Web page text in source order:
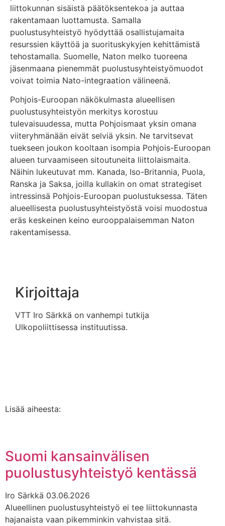
liittokunnan sisäistä päätöksentekoa ja auttaa
rakentamaan luottamusta. Samalla
puolustusyhteistyö hyödyttää osallistujamaita
resurssien käyttöä ja suorituskykyjen kehittämistä
tehostamalla. Suomelle, Naton melko tuoreena
jäsenmaana pienemmät puolustusyhteistyömuodot
voivat toimia Nato-integraation välineenä.
Pohjois-Euroopan näkökulmasta alueellisen
puolustusyhteistyön merkitys korostuu
tulevaisuudessa, mutta Pohjoismaat yksin omana
viiteryhmänään eivät selviä yksin. Ne tarvitsevat
tuekseen joukon kooltaan isompia Pohjois-Euroopan
alueen turvaamiseen sitoutuneita liittolaismaita.
Näihin lukeutuvat mm. Kanada, Iso-Britannia, Puola,
Ranska ja Saksa, joilla kullakin on omat strategiset
intressinsä Pohjois-Euroopan puolustuksessa. Täten
alueellisesta puolustusyhteistyöstä voisi muodostua
eräs keskeinen keino eurooppalaisemman Naton
rakentamisessa.
Kirjoittaja
VTT Iro Särkkä on vanhempi tutkija
Ulkopoliittisessa instituutissa.
Lisää aiheesta:
Suomi kansainvälisen
puolustusyhteistyö kentässä
Iro Särkkä 03.06.2026
Alueellinen puolustusyhteistyö ei tee liittokunnasta
hajanaista vaan pikemminkin vahvistaa sitä.